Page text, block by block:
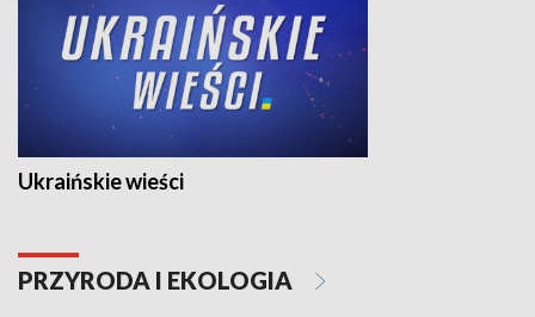
Ukraińskie wieści
PRZYRODA I EKOLOGIA